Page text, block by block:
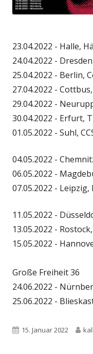
23.04.2022 - Halle,
24.04.2022 -
25.04.2022 - Berlin,
27.04.2022 -
29.04.2022 -
30.04.2022 - Erfurt,
01.05.2022 - Suhl,
04.05.2022 -
06.05.2022 -
07.05.2022 - Leipzig,
11.05.2022 -
13.05.2022 -
15.05.2022
Große Freiheit 36
24.06.2022 -
25.06.2022 -
Veröffentlicht
15. Januar 2022